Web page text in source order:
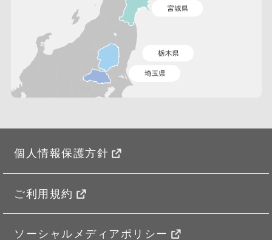
個人情報保護方針
ご利用規約
ソーシャルメディアポリシー